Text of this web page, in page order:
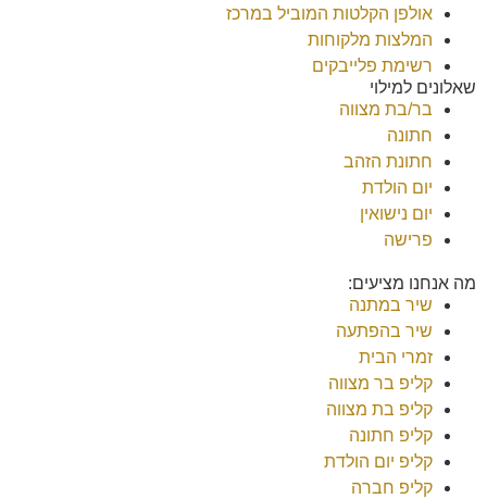
אולפן הקלטות המוביל במרכז
המלצות מלקוחות
רשימת פלייבקים
שאלונים למילוי
בר/בת מצווה
חתונה
חתונת הזהב
יום הולדת
יום נישואין
פרישה
מה אנחנו מציעים:
שיר במתנה
שיר בהפתעה
זמרי הבית
קליפ בר מצווה
קליפ בת מצווה
קליפ חתונה
קליפ יום הולדת
קליפ חברה